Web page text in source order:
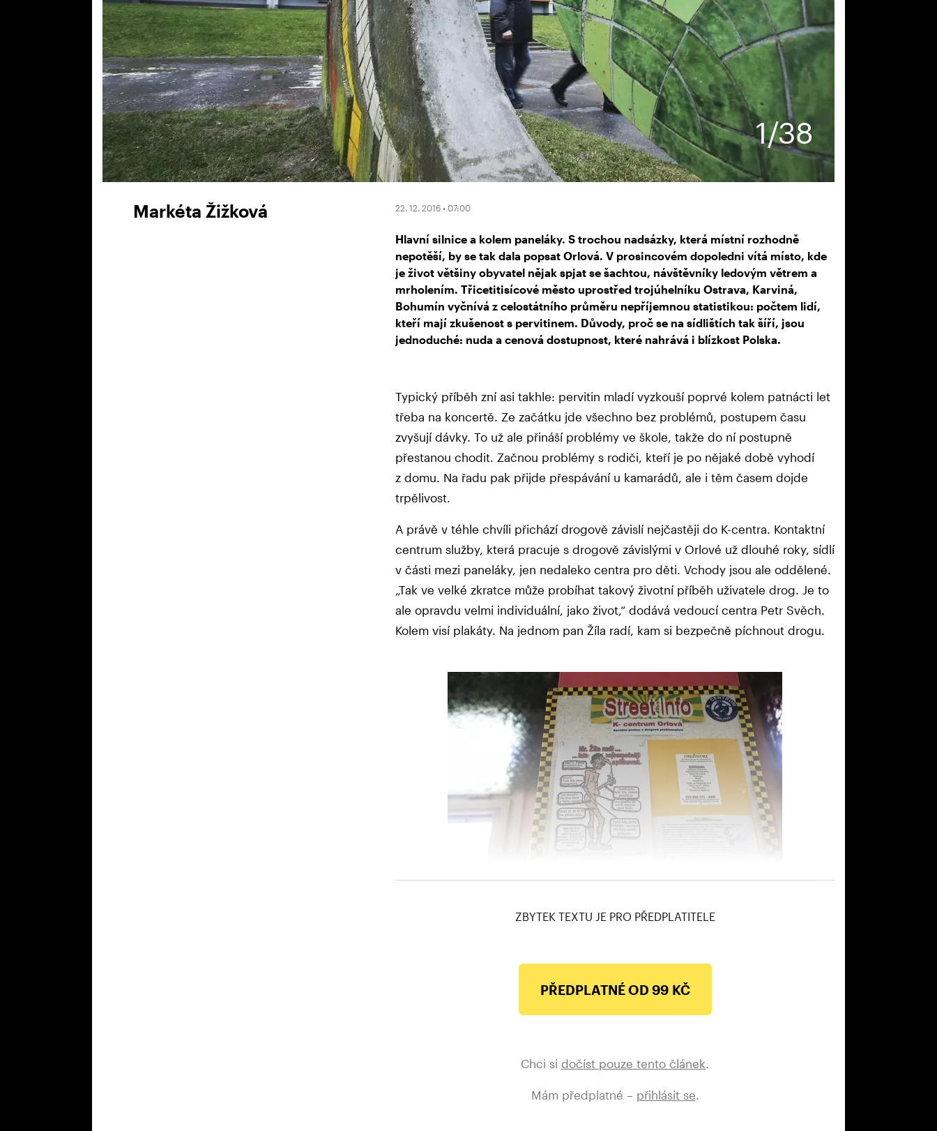
1/38
Markéta Žižková 22. 12. 2016 • 07:00
Hlavní silnice a kolem paneláky. S trochou nadsázky, která místní rozhodně
nepotěší, by se tak dala popsat Orlová. V prosincovém dopoledni vítá místo, kde
je život většiny obyvatel nějak spjat se šachtou, návštěvníky ledovým větrem a
mrholením. Třicetitisícové město uprostřed trojúhelníku Ostrava, Karviná,
Bohumín vyčnívá z celostátního průměru nepříjemnou statistikou: počtem lidí,
kteří mají zkušenost s pervitinem. Důvody, proč se na sídlištích tak šíří, jsou
jednoduché: nuda a cenová dostupnost, které nahrává i blízkost Polska.
Typický příběh zní asi takhle: pervitin mladí vyzkouší poprvé kolem patnácti let
třeba na koncertě. Ze začátku jde všechno bez problémů, postupem času
zvyšují dávky. To už ale přináší problémy ve škole, takže do ní postupně
přestanou chodit. Začnou problémy s rodiči, kteří je po nějaké době vyhodí
z domu. Na řadu pak přijde přespávání u kamarádů, ale i těm časem dojde
trpělivost.
A právě v téhle chvíli přichází drogově závislí nejčastěji do K-centra. Kontaktní
centrum služby, která pracuje s drogově závislými v Orlové už dlouhé roky, sídlí
v části mezi paneláky, jen nedaleko centra pro děti. Vchody jsou ale oddělené.
„Tak ve velké zkratce může probíhat takový životní příběh uživatele drog. Je to
ale opravdu velmi individuální, jako život,“ dodává vedoucí centra Petr Svěch.
Kolem visí plakáty. Na jednom pan Žíla radí, kam si bezpečně píchnout drogu.
ZBYTEK TEXTU JE PRO PŘEDPLATITELE
PŘEDPLATNÉ OD 99 KČ
Chci si dočíst pouze tento článek.
Mám předplatné – přihlásit se.